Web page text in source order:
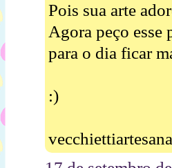
Pois sua arte
Agora peço esse
para o dia ficar
:)